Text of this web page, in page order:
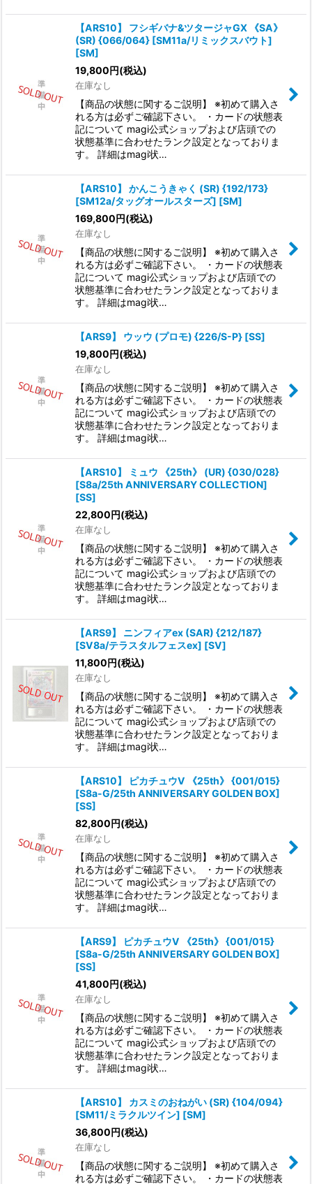
【ARS10】 フシギバナ&ツタージャGX 《SA》
(SR) {066/064} [SM11a/リミックスバウト]
[SM]
19,800円(税込)
在庫なし
【商品の状態に関するご説明】 ※初めて購入さ
れる方は必ずご確認下さい。 ・カードの状態表
記について magi公式ショップおよび店頭での
状態基準に合わせたランク設定となっておりま
す。 詳細はmagi状…
【ARS10】 かんこうきゃく (SR) {192/173}
[SM12a/タッグオールスターズ] [SM]
169,800円(税込)
在庫なし
【商品の状態に関するご説明】 ※初めて購入さ
れる方は必ずご確認下さい。 ・カードの状態表
記について magi公式ショップおよび店頭での
状態基準に合わせたランク設定となっておりま
す。 詳細はmagi状…
【ARS9】 ウッウ (プロモ) {226/S-P} [SS]
19,800円(税込)
在庫なし
【商品の状態に関するご説明】 ※初めて購入さ
れる方は必ずご確認下さい。 ・カードの状態表
記について magi公式ショップおよび店頭での
状態基準に合わせたランク設定となっておりま
す。 詳細はmagi状…
【ARS10】 ミュウ 《25th》 (UR) {030/028}
[S8a/25th ANNIVERSARY COLLECTION]
[SS]
22,800円(税込)
在庫なし
【商品の状態に関するご説明】 ※初めて購入さ
れる方は必ずご確認下さい。 ・カードの状態表
記について magi公式ショップおよび店頭での
状態基準に合わせたランク設定となっておりま
す。 詳細はmagi状…
【ARS9】 ニンフィアex (SAR) {212/187}
[SV8a/テラスタルフェスex] [SV]
11,800円(税込)
在庫なし
【商品の状態に関するご説明】 ※初めて購入さ
れる方は必ずご確認下さい。 ・カードの状態表
記について magi公式ショップおよび店頭での
状態基準に合わせたランク設定となっておりま
す。 詳細はmagi状…
【ARS10】 ピカチュウV 《25th》 {001/015}
[S8a-G/25th ANNIVERSARY GOLDEN BOX]
[SS]
82,800円(税込)
在庫なし
【商品の状態に関するご説明】 ※初めて購入さ
れる方は必ずご確認下さい。 ・カードの状態表
記について magi公式ショップおよび店頭での
状態基準に合わせたランク設定となっておりま
す。 詳細はmagi状…
【ARS9】 ピカチュウV 《25th》 {001/015}
[S8a-G/25th ANNIVERSARY GOLDEN BOX]
[SS]
41,800円(税込)
在庫なし
【商品の状態に関するご説明】 ※初めて購入さ
れる方は必ずご確認下さい。 ・カードの状態表
記について magi公式ショップおよび店頭での
状態基準に合わせたランク設定となっておりま
す。 詳細はmagi状…
【ARS10】 カスミのおねがい (SR) {104/094}
[SM11/ミラクルツイン] [SM]
36,800円(税込)
在庫なし
【商品の状態に関するご説明】 ※初めて購入さ
れる方は必ずご確認下さい。 ・カードの状態表